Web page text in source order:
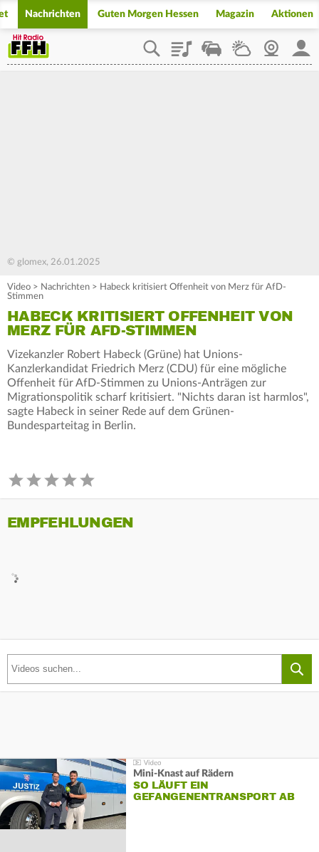
Nachrichten Guten Morgen Hessen Magazin Aktionen
PlaylistStaupilotWetterWebcam
© glomex, 26.01.2025
Video > Nachrichten > Habeck kritisiert Offenheit von Merz für AfD-
Stimmen
HABECK KRITISIERT OFFENHEIT VON
MERZ FÜR AFD-STIMMEN
Vizekanzler Robert Habeck (Grüne) hat Unions-
Kanzlerkandidat Friedrich Merz (CDU) für eine mögliche
Offenheit für AfD-Stimmen zu Unions-Anträgen zur
Migrationspolitik scharf kritisiert. "Nichts daran ist harmlos",
sagte Habeck in seiner Rede auf dem Grünen-
Bundesparteitag in Berlin.
EMPFEHLUNGEN
Mini-Knast auf Rädern
SO LÄUFT EIN
GEFANGENENTRANSPORT AB